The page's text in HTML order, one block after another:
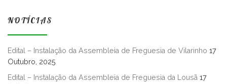
NOTÍCIAS
Edital – Instalação da Assembleia de Freguesia de Vilarinho 17
Outubro, 2025
Edital – Instalação da Assembleia de Freguesia da Lousã 17